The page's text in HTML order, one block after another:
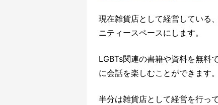
現在雑貨店として経営している
ニティースペースにします。
LGBTs関連の書籍や資料を無料
に会話を楽しむことができます。
半分は雑貨店として経営を行っ